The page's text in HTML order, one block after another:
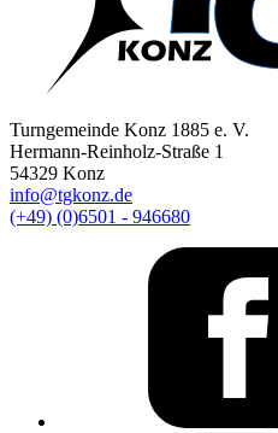
Turngemeinde Konz 1885 e. V.
Hermann-Reinholz-Straße 1
54329 Konz
info@tgkonz.de
(+49) (0)6501 - 946680